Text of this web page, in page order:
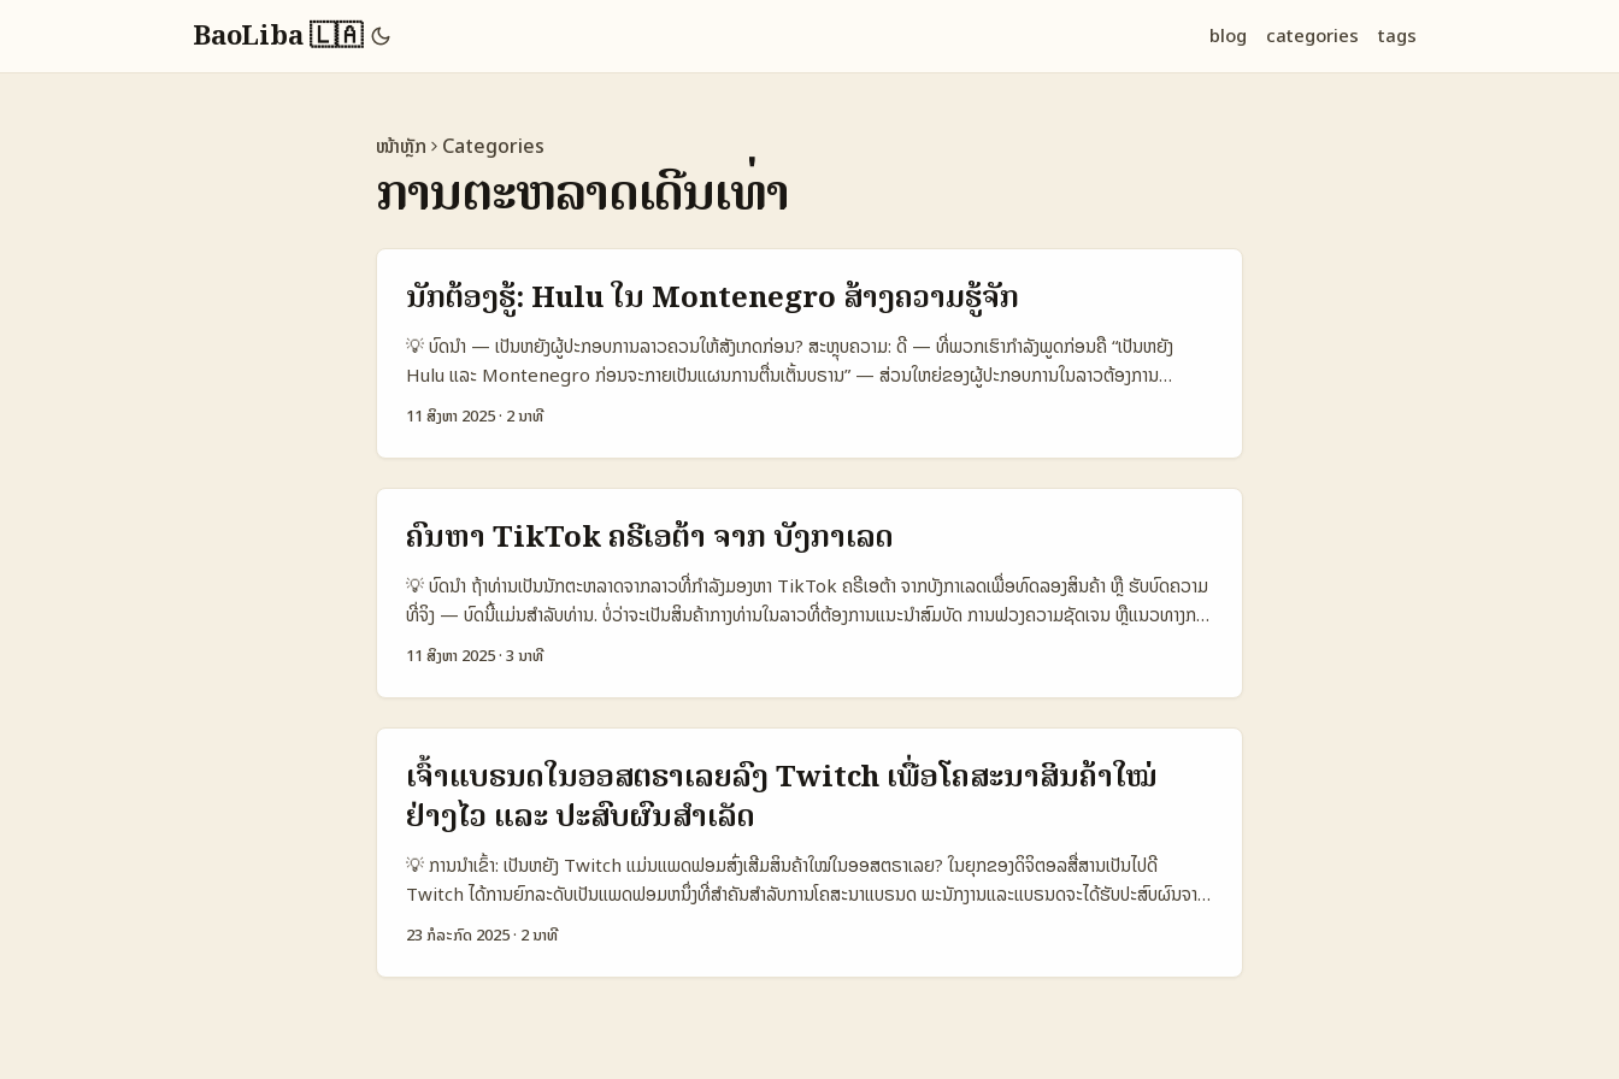
BaoLiba 🇱🇦 blog categories tags
ໜ້າຫຼັກ Categories
ການຕະຫລາດເດີນເທົ່າ
ນັກຕ້ອງຮູ້: Hulu ໃນ Montenegro ສ້າງຄວາມຮູ້ຈັກ
💡 ບົດນໍາ — ເປັນຫຍັງຜູ້ປະກອບການລາວຄວນໃຫ້ສັງເກດກ່ອນ? ສະຫຼຸບຄວາມ: ດີ — ທີ່ພວກເຮົາກຳລັງພູດກ່ອນຄື “ເປັນຫຍັງ
Hulu ແລະ Montenegro ກ່ອນຈະກາຍເປັນແຜນການຕື່ນເຕັ້ນບຣານ” — ສ່ວນໃຫຍ່ຂອງຜູ້ປະກອບການໃນລາວຕ້ອງການ
ແຜນການທີ່ລະອຽດ, ງ່າຍແລະພໍໃຈສຳລັບຄົນເປັນເປົ້າໝາຍ. ສະຖານະລະດັບໂລກທີ່ກຳລັງຂັ້ນໃນ 2025 ສະຫຼຸບໄດ້ວ່າ: - Streaming
platforms ກຳລັງເປັນຊ່ອງທາງເຊື່ອມຕໍ່ກັບຜູ້ໃຊ້ຢ່າງແທ້ຈິງ — ຈົ່ງຂຶ້ນກັບການຂຶ້ນຂອງຄຸນນະສົງຂໍ້ຄວາມ. - ສະມາດຕິກຂອງຄົນໃນ
ພື້ນທີ່ນ້ອຍ population (ເຊັ່ນ Montenegro) ຈະຕ້ອງອອກແບບຄ່າທີ່ຍອດສະປອດແລະກວດກາການຕິດຕາມຜົນ. - Cross-
channel campaigns (streaming + OOH + creator collabs) ເປັນແຜນທີ່ຄວນລອງ — ນີ້ແມ່ນສິ່ງທີ່ມີຄວາມ
ສາມາດໃນການເພີ່ມ Brand Awareness ໄດ້ໄວ. ບົດນໍານີ້ຈະຊ່ວຍເຈົ້າເຂົ້າໃຈວ່າ Hulu ແມ່ນຕົວເລືອກເທົ່າໃດ ແລະຄວນຜະຈຸດ
ຈຳກັດແບບໃດສໍາລັບ Montenegro ທີ່ມີຂະແໜງພື້ນທີ່ນ້ອຍ — ພ້ອມກັນກັບຄຳແນະນໍາທີ່ປະຕິບັດໄດ້ຈິງ. 📊 ຕາຕະລາງ Data
Snapshot 🧩 Metric Option A Option B Option C 👥 Monthly Active 1.200.000 800.000
1.000.000 📈 Brand Recall 18% 12% 22% 💰 CPM (USD) 4.50 3.20 12.00 🎨 Creative Flexibility
8/10 6/10 9/10 🌍 Localization Ease 6/10 7/10 5/10 ການສ່ວຍສະຫຼຸບ: Option A (Hulu) ມີຜູ້ໃຊ້ເປັນຈຳນວນ
ສູງ ແຕ່ Option C (OOH ໃນເທີບ) ດຶງດູດຄວາມຈື່ນໃຈແລະມີຄ່າ CPM ສູງກວ່າ. ຂໍ້ມູນນີ້ຊ່ວຍບອກວ່າການປະສົບສໍາເລັດຂອງການ
ການພັດທະນາບຣານຂື້ນກັບການປະສົບກັນຂອງຊ່ອງທາງແລະງົບປະມານທີ່ມີ. ...
11 ສິງຫາ 2025· 2 ນາທີ
ຄົ້ນຫາ TikTok ຄຣີເອຕ້າ ຈາກ ບັງກາເລດ
💡 ບົດນຳ ຖ້າທ່ານເປັນນັກຕະຫລາດຈາກລາວທີ່ກຳລັງມອງຫາ TikTok ຄຣີເອຕ້າ ຈາກບັງກາເລດເພື່ອທົດລອງສິນຄ້າ ຫຼື ຮັບບົດຄວາມ
ທີ່ຈິງ — ບົດນີ້ແມ່ນສໍາລັບທ່ານ. ບໍ່ວ່າຈະເປັນສິນຄ້າກາງທ່ານໃນລາວທີ່ຕ້ອງການແນະນໍາສົມບັດ ການຟວງຄວາມຊັດເຈນ ຫຼືແນວທາງການ
ຂາຍເພື່ອເປີດຕະຫຼາດໃໝ່ — ສະເລີຍທີ່ຈະພາທ່ານໄປຫາຜູ້ສ້າງຈາກປະເທດເພື່ອໄດ້ຄຳຕິຊົມທີ່ດີແລະມີຄວາມເປັນອັທທິພາບ. ແນວຄິດ
ຫຼັກທີ່ຈະຊ່ວຍທ່ານຄົ້ນຫາຜູ້ສ້າງຈິງແທ້ຄື: ການເບິ່ງພາຍໃນ (hashtags, trends), ການໃຊ້ແພລດຟອມທີ່ເຊື່ອຖືໄດ້ (TikTok
Creator Marketplace, agencies), ແລະການວິເຄາະຈິງເພື່ອປ້ອງກັນຄວາມສ່ອງເສຍ. ຕອນນີ້ຂ້ອຍຈະແບ່ງປັນຂັ້ນຕອນທີ່ປັດ
ເປັນ, ແນະນໍາເຄື່ອງມືແລະແບບສະເໜີທີ່ສາມາດນຳໄປໃຊ້ໄດ້ທັນທີ. 📊 ຕາຕະລາງຂໍ້ມູນສັ້ນ 🧩 Metric Option A Option B
Option C 👥 Monthly Active ສູງ ກາງ ກາງ 📈 Discovery ກາງ ສູງ ກາງ 💬 Authentic Reviews Likelihood ກາງ
ກາງ ສູງ ⚖️ Ethics Risk ສູງ ກາງ ຕໍ່ຕ້ານ ຕາຕະລາງນີ້ປະກອບເປັນການເປັນການສັງເກດແບບລວມ: Option A ຄື TikTok ຄຣີເອ
ຕ້າ ຈາກບັງກາເລດ (ຈຸດດີຄືມີ audience ຫຼາຍ ແຕ່ມີຄວາມສ່ອງເສຍທາງຈິຕະສຳບັບ), Option B ຄື Agency ທີ່ສະເພາະ/ເຊື່ອຖື
(ສົ່ງຜົນໃນການຄົ້ນຫາແລະຈັດການ), ແລະ Option C ແມ່ນຕົວເລືອກທີ່ເຫັນຜົນລວມດີສໍາລັບການຮັບບົດຄວາມທີ່ຈິງ (ຕົວຢູ່ແບບ
ພິເສດເຊັ່ນ BaoLiba) — ສະຫຼຸບແລ້ວ: ຖ້າທ່ານຕ້ອງການຄວາມຈິງ, ການປົກປ້ອງທາງຈິຕະສິດແລະຄວາມຊັດເຈນຄວນເລືອກທີ່ມີກະ
ບິດການກວດສອບແລະເຄື່ອງມືທີ່ເຊື່ອຖືໄດ້. ...
11 ສິງຫາ 2025·3 ນາທີ
ເຈົ້າແບຣນດໃນອອສຕຣາເລຍລົງ Twitch ເພື່ອໂຄສະນາສິນຄ້າໃໝ່
ຢ່າງໄວ ແລະ ປະສົບຜົນສຳເລັດ
💡 ການນໍາເຂົ້າ: ເປັນຫຍັງ Twitch ແມ່ນແພດຟອມສົ່ງເສີມສິນຄ້າໃໝ່ໃນອອສຕຣາເລຍ? ໃນຍຸກຂອງດິຈິຕອລສື່ສານເປັນໄປດີ
Twitch ໄດ້ການຍົກລະດັບເປັນແພດຟອມຫນຶ່ງທີ່ສຳຄັນສຳລັບການໂຄສະນາແບຣນດ ພະນັກງານແລະແບຣນດຈະໄດ້ຮັບປະສົບຜົນຈາກ
ການສື່ສານຕ່າງໆ ທີ່ມີຄວາມສົນໃຈສູງ ແລະມີຜູ້ຕິດຕາມໃນລະດັບຫຼາຍ. ສຳລັບແບຣນດອອສຕຣາເລຍ, ການນຳ Twitch ໃຊ້ເປັນແພດ
ຕິດຕາມສູງຈາກຜູ້ເລີ່ມສ້າງເນື້ອຫາແລະກຸ່ມເນື້ອຫາຫຼາຍເທົ່ານັ້ນ. ເປັນຕົວຢ່າງ, ການຮ່ວມມືລະຫວ່າງ Tourism Australia ແລະ
23 ກໍລະກົດ 2025· 2 ນາທີ